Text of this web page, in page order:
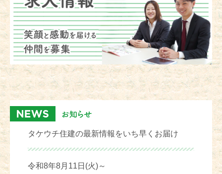
タケウチ住建の最新情報をいち早くお届け
令和8年8月11日(火)～